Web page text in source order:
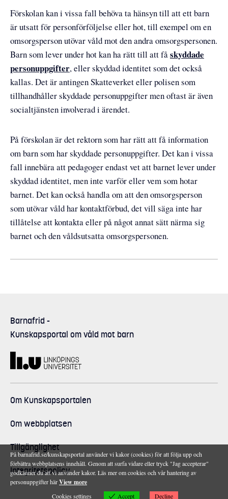
Förskolan kan i vissa fall behöva ta hänsyn till att ett barn
är utsatt för personförföljelse eller hot, till exempel om en
omsorgsperson utövar våld mot den andra omsorgspersonen.
Barn som lever under hot kan ha rätt till att fåskyddade
personuppgifter, eller skyddad identitet som det också
kallas. Det är antingen Skatteverket eller polisen som
tillhandhåller skyddade personuppgifter men oftast är även
socialtjänsten involverad i ärendet.
På förskolan är det rektorn som har rätt att få information
om barn som har skyddade personuppgifter. Det kan i vissa
fall innebära att pedagoger endast vet att barnet lever under
skyddad identitet, men inte varför eller vem som hotar
barnet. Det kan också handla om att den omsorgsperson
som utövar våld har kontaktförbud, det vill säga inte har
tillåtelse att kontakta eller på något annat sätt närma sig
barnet och den våldsutsatta omsorgspersonen.
Barnafrid -
Kunskapsportal om våld mot barn
Om Kunskapsportalen
Om webbplatsen
Tillgänglighet
Integritetspolicy
På barnafrid.se/kunskapsportal använder vi kakor (cookies) för att följa upp och
förbättra webbplatsens innehåll. Genom att surfa vidare eller tryck "Jag accepterar"
godkänner du att vi använder kakor. Läs mer om cookies och vår hantering av
personuppgifter härView more
Cookies settings Accept Decline